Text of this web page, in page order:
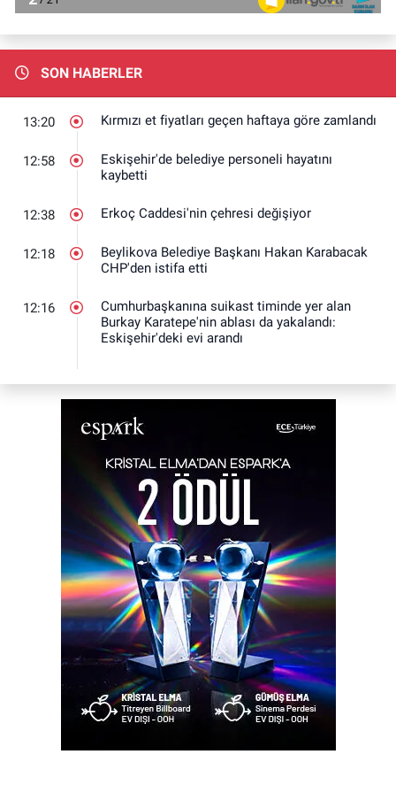
SON HABERLER
13:20 Kırmızı et fiyatları geçen haftaya göre zamlandı
12:58
Eskişehir'de belediye personeli hayatını
kaybetti
12:38 Erkoç Caddesi'nin çehresi değişiyor
12:18
Beylikova Belediye Başkanı Hakan Karabacak
CHP'den istifa etti
12:16
Cumhurbaşkanına suikast timinde yer alan
Burkay Karatepe'nin ablası da yakalandı:
Eskişehir'deki evi arandı